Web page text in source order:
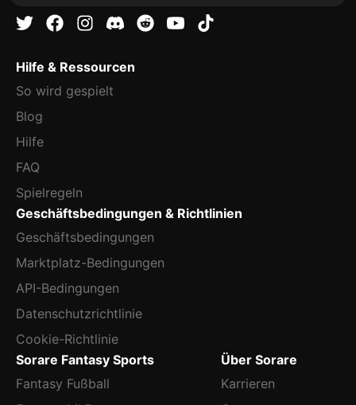
Hilfe & Ressourcen
So wird gespielt
Blog
Hilfe
FAQ
Spielregeln
Geschäftsbedingungen & Richtlinien
Geschäftsbedingungen
Marktplatz-Bedingungen
API-Bedingungen
Datenschutzrichtlinie
Cookie-Richtlinie
Sorare Fantasy Sports
Fantasy Fußball
Über Sorare
Karrieren